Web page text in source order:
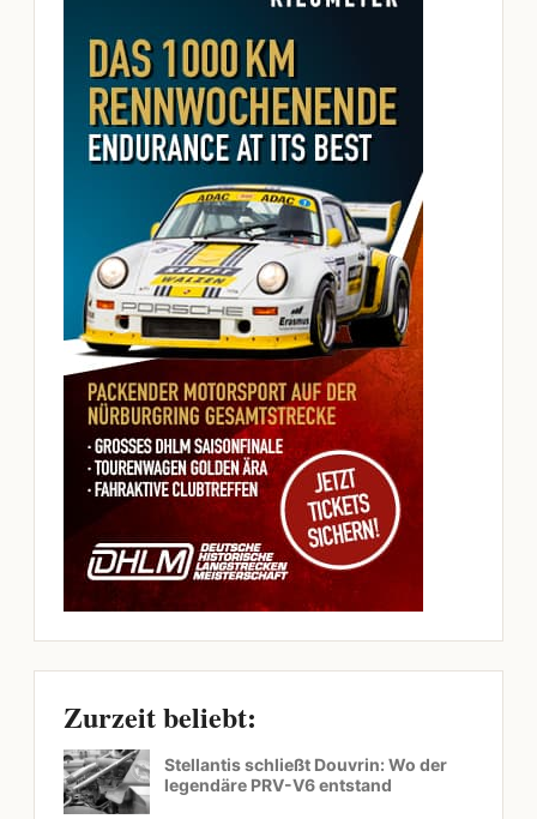
Zurzeit beliebt:
Stellantis schließt Douvrin: Wo der
legendäre PRV-V6 entstand